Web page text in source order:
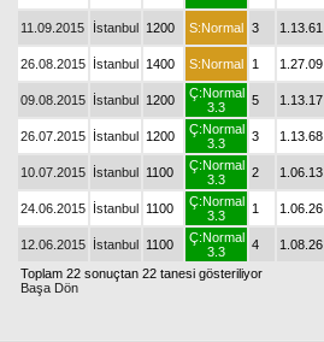
11.09.2015 İstanbul 1200 S:Normal 3 1.13.61
26.08.2015 İstanbul 1400 S:Normal 1 1.27.09
09.08.2015 İstanbul 1200
Ç:Normal
3.3
5 1.13.17
26.07.2015 İstanbul 1200
Ç:Normal
3.3
3 1.13.68
10.07.2015 İstanbul 1100
Ç:Normal
3.3
2 1.06.13
24.06.2015 İstanbul 1100
Ç:Normal
3.3
1 1.06.26
12.06.2015 İstanbul 1100
Ç:Normal
3.3
4 1.08.26
Toplam 22 sonuçtan 22 tanesi gösteriliyor
Başa Dön